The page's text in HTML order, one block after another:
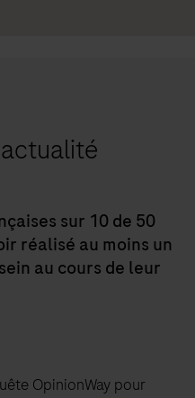
sur 10 de 50
réalisé au moins un
au cours de leur
OpinionWay pour